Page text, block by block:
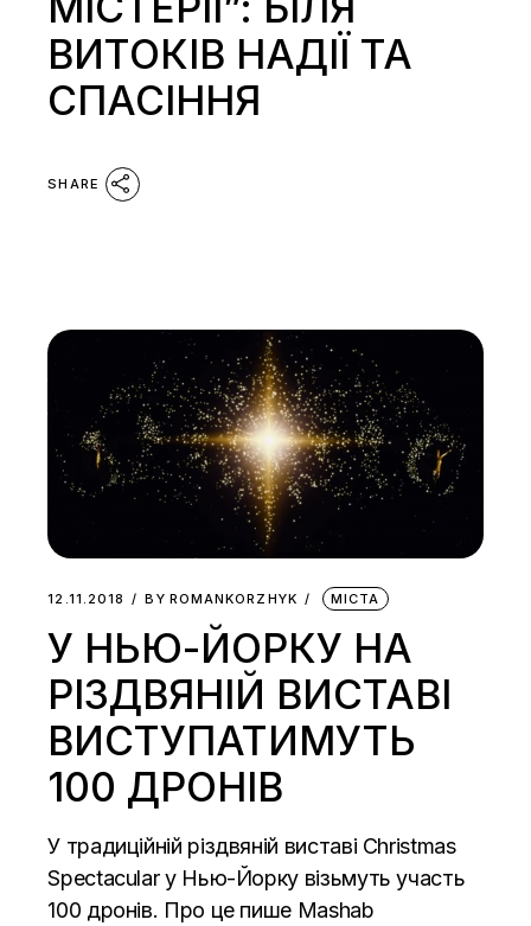
ВИТОКІВ НАДІЇ ТА
СПАСІННЯ
SHARE
12.11.2018 BY ROMANKORZHYK МІСТА
У НЬЮ-ЙОРКУ НА
РІЗДВЯНІЙ ВИСТАВІ
ВИСТУПАТИМУТЬ
100 ДРОНІВ
У традиційній різдвяній виставі Christmas
Spectacular у Нью-Йорку візьмуть участь
100 дронів. Про це пише Mashab